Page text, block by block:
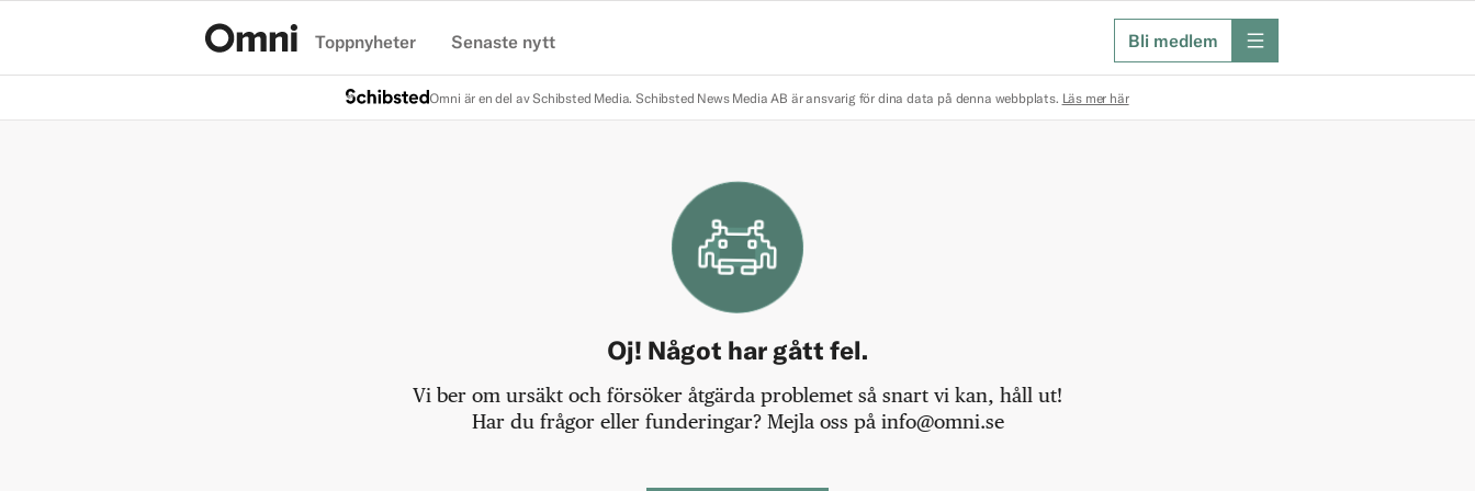
Toppnyheter Senaste nytt Bli medlem meny
Omni är en del av Schibsted Media. Schibsted News Media AB är ansvarig för dina data på denna webbplats. Läs mer här
Oj! Något har gått fel.
Vi ber om ursäkt och försöker åtgärda problemet så snart vi kan, håll ut!
Har du frågor eller funderingar? Mejla oss på info@omni.se